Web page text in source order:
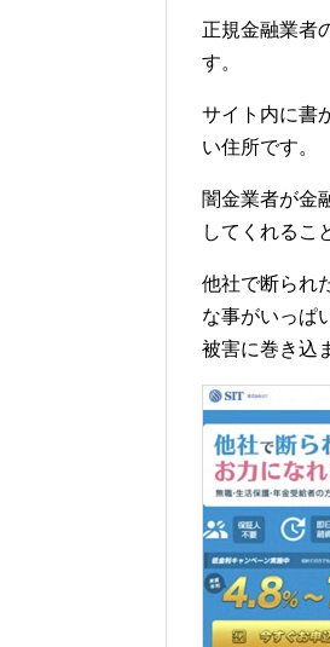
正規金融業者
す。
サイト内に書
い住所です。
闇金業者が金
してくれるこ
他社で断られ
な事がいっぱ
被害に巻き込